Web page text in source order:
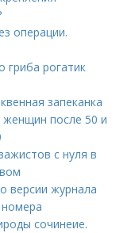
операции.
гриба рогатик
запеканка
женщин после 50 и
с нуля в
версии журнала
сочинеие.